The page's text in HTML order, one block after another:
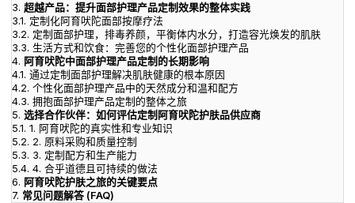
3.超越产品：提升面部护理产品定制效果的整体实践
3.1. 定制化阿育吠陀面部按摩疗法
3.2. 定制面部护理，排毒养颜，平衡体内水分，打造容光焕发的肌肤
3.3.生活方式和饮食：完善您的个性化面部护理产品
4. 阿育吠陀中面部护理产品定制的长期影响
4.1.通过定制面部护理解决肌肤健康的根本原因
4.2.个性化面部护理产品中的天然成分和温和配方
4.3.拥抱面部护理产品定制的整体之旅
5.选择合作伙伴：如何评估定制阿育吠陀护肤品供应商
5.1.1. 阿育吠陀的真实性和专业知识
5.2. 2. 原料采购和质量控制
5.3. 3. 定制配方和生产能力
5.4.4. 合乎道德且可持续的做法
6. 阿育吠陀护肤之旅的关键要点
7. 常见问题解答 (FAQ)